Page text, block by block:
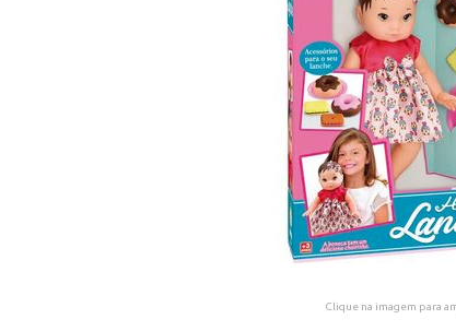
Clique na imagem para